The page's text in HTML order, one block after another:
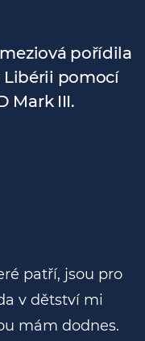
pořídila
pomocí
Mark III.
patří, jsou pro
v dětství mi
mám dodnes.